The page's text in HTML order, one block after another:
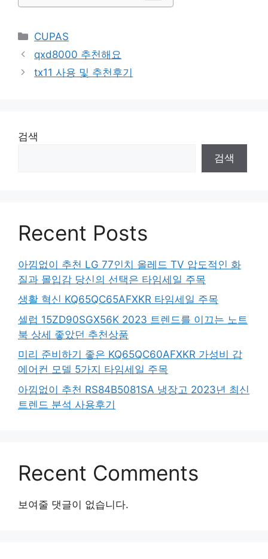
Categories
CUPAS
qxd8000 추천해요
tx11 사용 및 추천후기
검색
검색
Recent Posts
아낌없이 추천 LG 77인치 올레드 TV 압도적인 화
질과 몰입감 당신의 선택은 타임세일 주목
생활 혁신 KQ65QC65AFXKR 타임세일 주목
셀럽 15ZD90SGX56K 2023 트렌드를 이끄는 노트
북 상세 좋았던 추천상품
미리 준비하기 좋은 KQ65QC60AFXKR 가성비 갑
에어컨 모델 5가지 타임세일 주목
아낌없이 추천 RS84B5081SA 냉장고 2023년 최신
트렌드 분석 사용후기
Recent Comments
보여줄 댓글이 없습니다.